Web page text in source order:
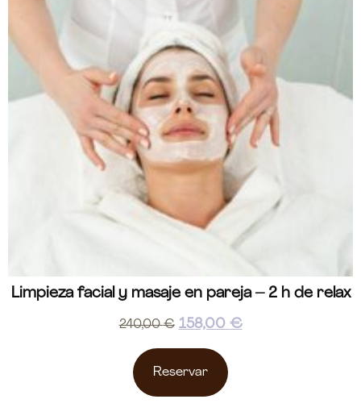
Limpieza facial y masaje en pareja – 2 h de relax
240,00€ 158,00 €
Reservar